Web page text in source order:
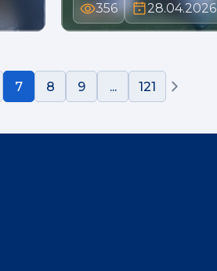
356 28.04.2026
7 8 9 ... 121